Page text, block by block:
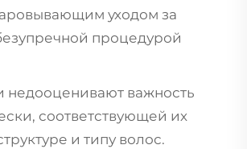
уходом за
процедурой
недооценивают важность
соответствующей их
и типу волос.